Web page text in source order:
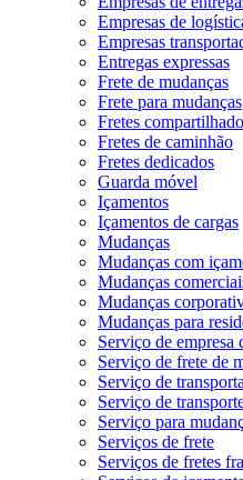
Empresas de
Empresas
Entregas expressas
Frete de mudanças
Frete para mudanças
Fretes
Fretes de caminhão
Fretes dedicados
Guarda móvel
Içamentos
Içamentos de cargas
Mudanças
Mudanças com
Mudanças
Mudanças
Mudanças para
Serviço de empresa
Serviço de frete de
Serviço de
Serviço de
Serviço para
Serviços de frete
Serviços de fretes